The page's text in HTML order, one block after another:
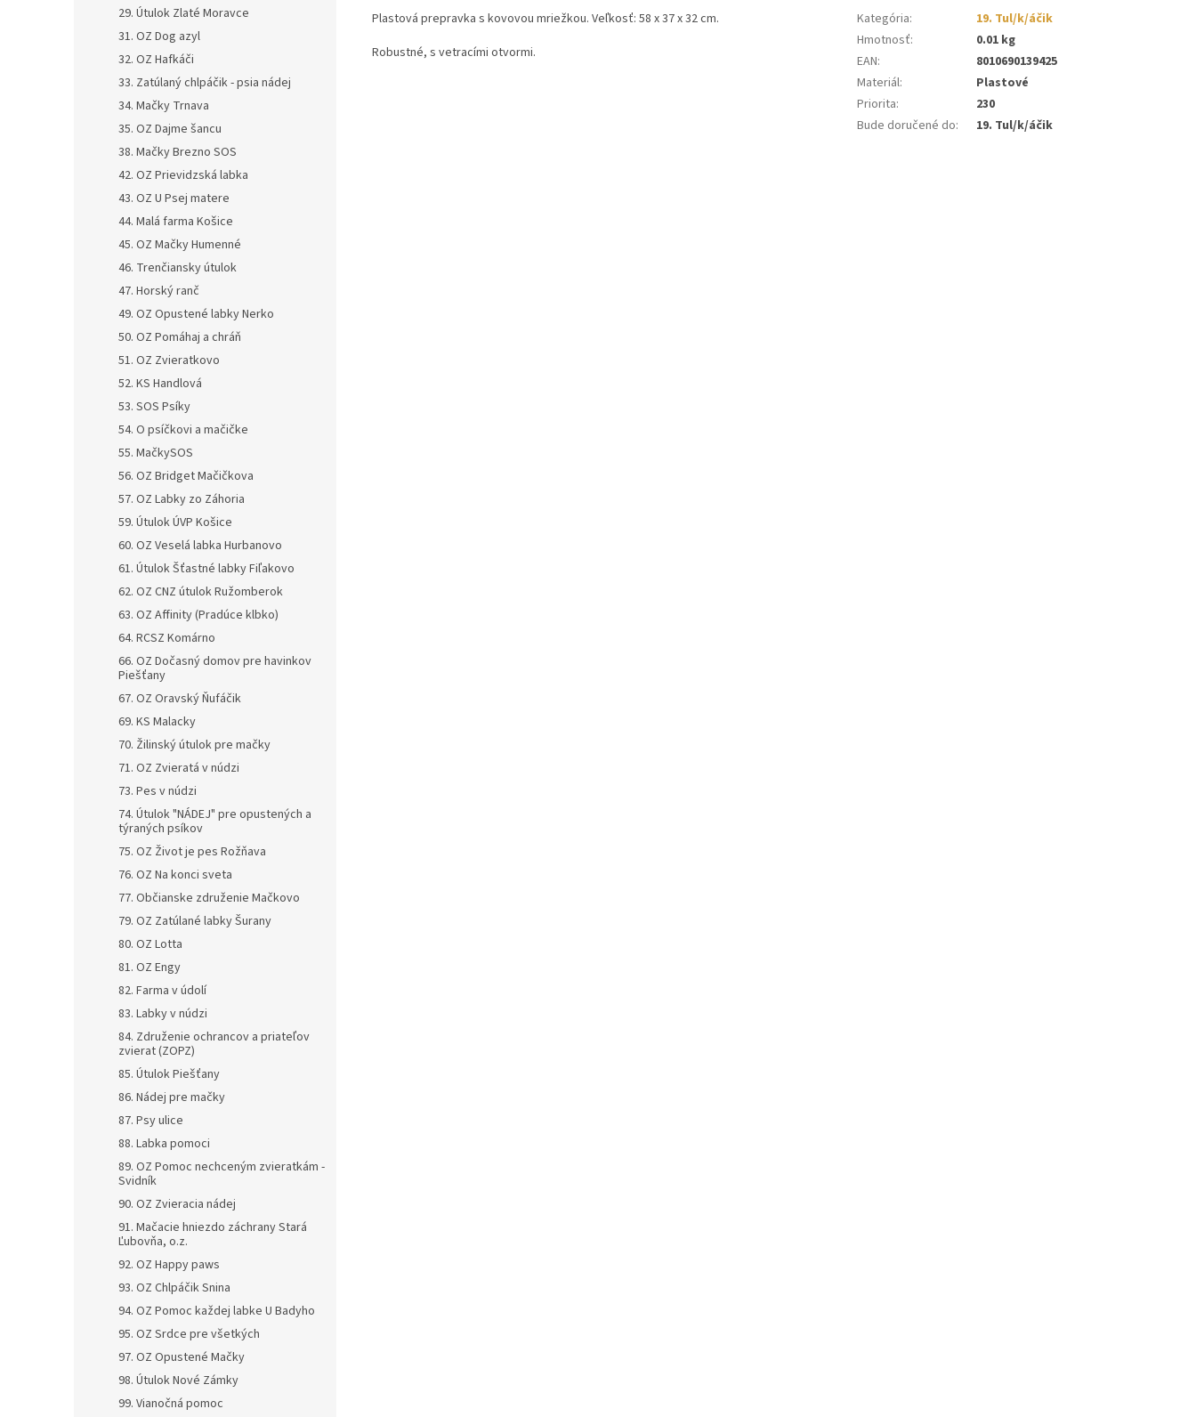
29. Útulok Zlaté Moravce
31. OZ Dog azyl
32. OZ Hafkáči
33. Zatúlaný chlpáčik - psia nádej
34. Mačky Trnava
35. OZ Dajme šancu
38. Mačky Brezno SOS
42. OZ Prievidzská labka
43. OZ U Psej matere
44. Malá farma Košice
45. OZ Mačky Humenné
46. Trenčiansky útulok
47. Horský ranč
49. OZ Opustené labky Nerko
50. OZ Pomáhaj a chráň
51. OZ Zvieratkovo
52. KS Handlová
53. SOS Psíky
54. O psíčkovi a mačičke
55. MačkySOS
56. OZ Bridget Mačičkova
57. OZ Labky zo Záhoria
59. Útulok ÚVP Košice
60. OZ Veselá labka Hurbanovo
61. Útulok Šťastné labky Fiľakovo
62. OZ CNZ útulok Ružomberok
63. OZ Affinity (Pradúce klbko)
64. RCSZ Komárno
66. OZ Dočasný domov pre havinkov
Piešťany
67. OZ Oravský Ňufáčik
69. KS Malacky
70. Žilinský útulok pre mačky
71. OZ Zvieratá v núdzi
73. Pes v núdzi
74. Útulok "NÁDEJ" pre opustených a
týraných psíkov
75. OZ Život je pes Rožňava
76. OZ Na konci sveta
77. Občianske združenie Mačkovo
79. OZ Zatúlané labky Šurany
80. OZ Lotta
81. OZ Engy
82. Farma v údolí
83. Labky v núdzi
84. Združenie ochrancov a priateľov
zvierat (ZOPZ)
85. Útulok Piešťany
86. Nádej pre mačky
87. Psy ulice
88. Labka pomoci
89. OZ Pomoc nechceným zvieratkám -
Svidník
90. OZ Zvieracia nádej
91. Mačacie hniezdo záchrany Stará
Ľubovňa, o.z.
92. OZ Happy paws
93. OZ Chlpáčik Snina
94. OZ Pomoc každej labke U Badyho
95. OZ Srdce pre všetkých
97. OZ Opustené Mačky
98. Útulok Nové Zámky
99. Vianočná pomoc
Plastová prepravka s kovovou mriežkou. Veľkosť: 58 x 37 x 32 cm.
Robustné, s vetracími otvormi.
Kategória:
19. Tul/k/áčik
Hmotnosť:
0.01 kg
EAN:
8010690139425
Materiál:
Plastové
Priorita:
230
Bude doručené do: 19. Tul/k/áčik